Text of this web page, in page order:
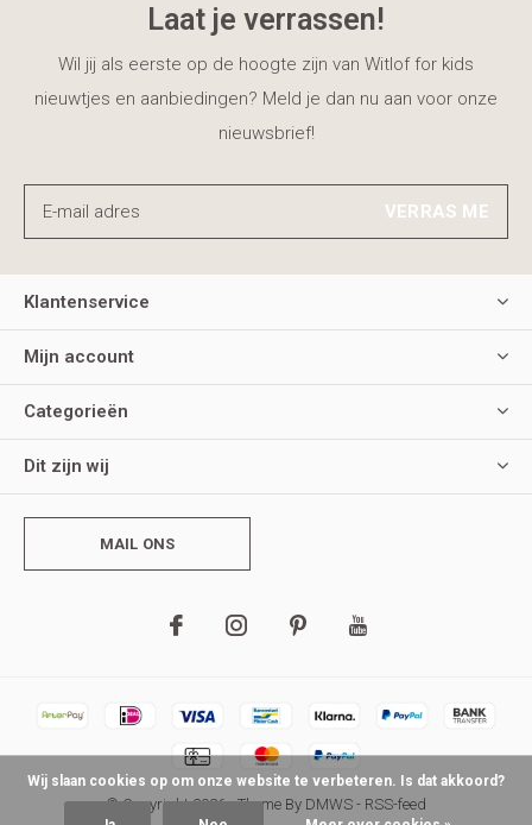
Laat je verrassen!
Wil jij als eerste op de hoogte zijn van Witlof for kids
nieuwtjes en aanbiedingen? Meld je dan nu aan voor onze
nieuwsbrief!
VERRAS ME
Klantenservice
Mijn account
Categorieën
Dit zijn wij
MAIL ONS
© Copyright2026- Theme By DMWS - RSS-feed
Wij slaan cookies op om onze website te verbeteren. Is dat akkoord?